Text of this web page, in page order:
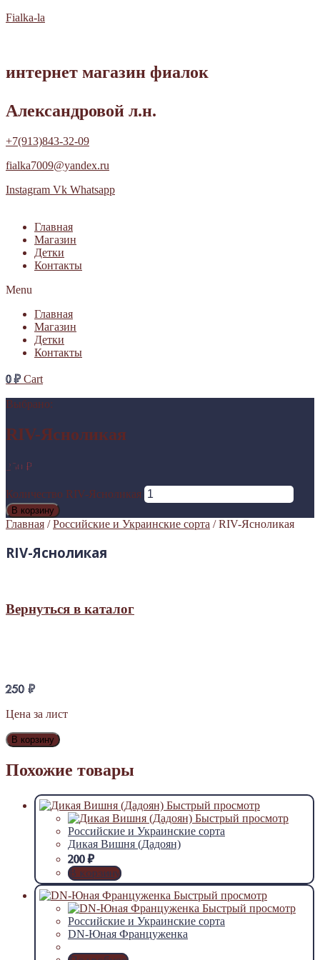
Fialka-la
интернет магазин фиалок
Александровой л.н.
+7(913)843-32-09
fialka7009@yandex.ru
Instagram Vk Whatsapp
Главная
Магазин
Детки
Контакты
Menu
Главная
Магазин
Детки
Контакты
0₽ Cart
Выбрано:
RIV-Ясноликая
250 ₽
Количество RIV-Ясноликая
В корзину
Главная /Российские и Украинские сорта / RIV-Ясноликая
RIV-Ясноликая
Вернуться в каталог
250₽
Цена за лист
В корзину
Похожие товары
Быстрый просмотр
Быстрый просмотр
Российские и Украинские сорта
Дикая Вишня (Дадоян)
200₽
В корзину
Быстрый просмотр
Быстрый просмотр
Российские и Украинские сорта
DN-Юная Француженка